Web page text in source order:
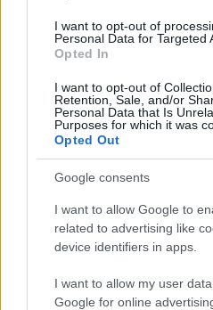
I want to opt-out of
Personal Data for Targeted
Opted In
I want to opt-out of
Retention, Sale, and/or
Personal Data that Is
Purposes for which it was
Opted Out
Google consents
I want to allow Google to
related to advertising like
device identifiers in apps.
I want to allow my user
Google for online
Programajánló Irodalom